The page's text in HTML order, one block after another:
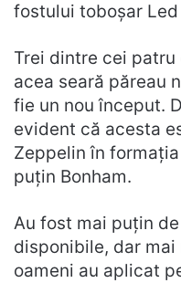
fostului toboșar
Trei dintre cei patru
acea seară păreau
fie un nou început.
evident că acesta
Zeppelin în
puțin Bonham.
Au fost mai puțin
disponibile, dar
oameni au aplicat